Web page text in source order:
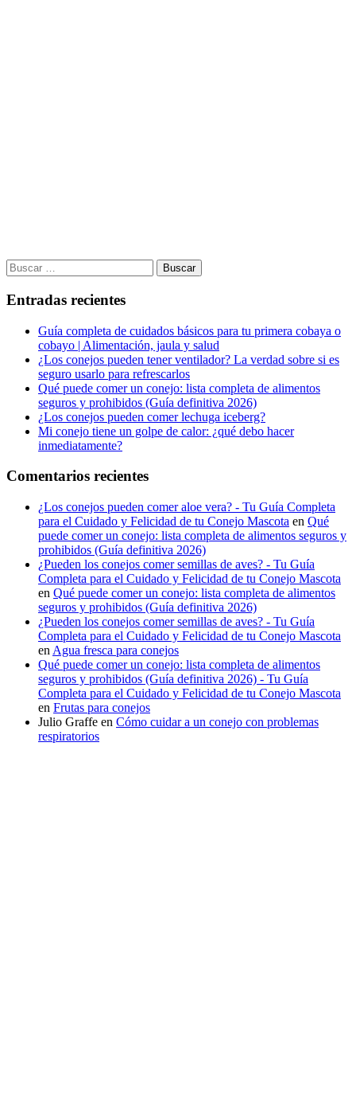
Buscar:
Entradas recientes
Guía completa de cuidados básicos para tu primera cobaya o
cobayo | Alimentación, jaula y salud
¿Los conejos pueden tener ventilador? La verdad sobre si es
seguro usarlo para refrescarlos
Qué puede comer un conejo: lista completa de alimentos
seguros y prohibidos (Guía definitiva 2026)
¿Los conejos pueden comer lechuga iceberg?
Mi conejo tiene un golpe de calor: ¿qué debo hacer
inmediatamente?
Comentarios recientes
¿Los conejos pueden comer aloe vera? - Tu Guía Completa
para el Cuidado y Felicidad de tu Conejo Mascota en Qué
puede comer un conejo: lista completa de alimentos seguros y
prohibidos (Guía definitiva 2026)
¿Pueden los conejos comer semillas de aves? - Tu Guía
Completa para el Cuidado y Felicidad de tu Conejo Mascota
en Qué puede comer un conejo: lista completa de alimentos
seguros y prohibidos (Guía definitiva 2026)
¿Pueden los conejos comer semillas de aves? - Tu Guía
Completa para el Cuidado y Felicidad de tu Conejo Mascota
en Agua fresca para conejos
Qué puede comer un conejo: lista completa de alimentos
seguros y prohibidos (Guía definitiva 2026) - Tu Guía
Completa para el Cuidado y Felicidad de tu Conejo Mascota
en Frutas para conejos
Julio Graffe en Cómo cuidar a un conejo con problemas
respiratorios